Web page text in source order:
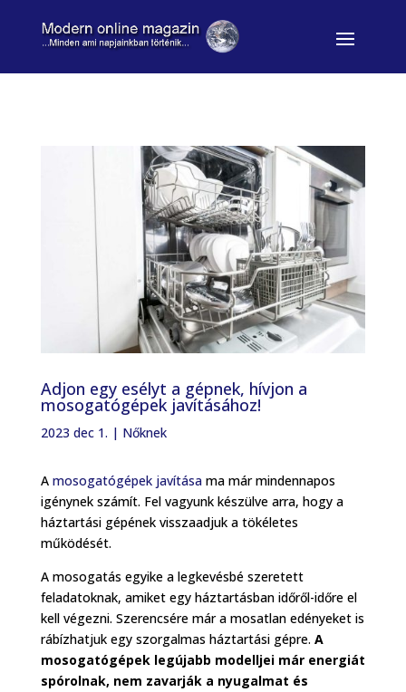
Adjon egy esélyt a gépnek, hívjon a
mosogatógépek javításához!
2023 dec 1. | Nőknek
A mosogatógépek javításama már mindennapos
igénynek számít. Fel vagyunk készülve arra, hogy a
háztartási gépének visszaadjuk a tökéletes
működését.
A mosogatás egyike a legkevésbé szeretett
feladatoknak, amiket egy háztartásban időről-időre el
kell végezni. Szerencsére már a mosatlan edényeket is
rábízhatjuk egy szorgalmas háztartási gépre. A
mosogatógépek legújabb modelljei már energiát
spórolnak, nem zavarják a nyugalmat és